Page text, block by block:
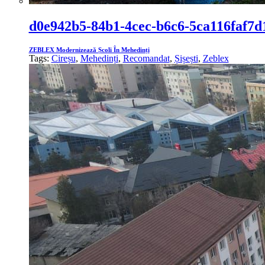
d0e942b5-84b1-4cec-b6c6-
ZEBLEX Modernizează Școli În Mehedinți
Tags: Cireșu, Mehedinți, Recomandat, Șișești, Zeblex